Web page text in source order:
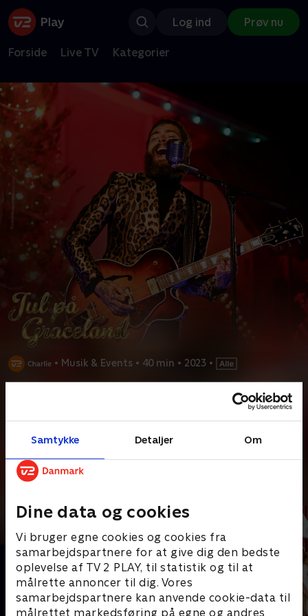
Samtykke Detaljer Om
Dine data og cookies
Vi bruger egne cookies og cookies fra
samarbejdspartnere for at give dig den bedste
oplevelse af TV 2 PLAY, til statistik og til at
målrette annoncer til dig. Vores
samarbejdspartnere kan anvende cookie-data til
målrettet markedsføring på egne og andres
Log ind Prøv nu
Forside Live TV Kategorier
• Musik & Events • 40 min • 2023 •
Vær med til at synge julen ind på Elvis Presleys berømte
Andre så også